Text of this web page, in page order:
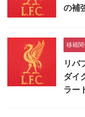
の補
移籍
リバ
ダイ
ラー